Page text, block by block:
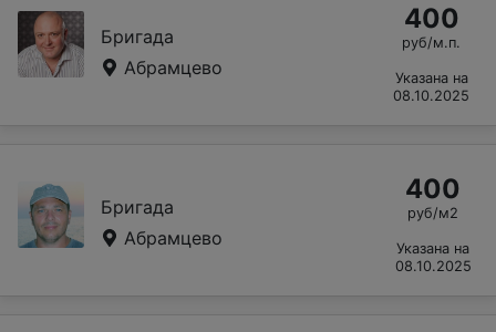
Бригада
Абрамцево
400
руб/м.п.
Указана на
08.10.2025
Бригада
Абрамцево
400
руб/м2
Указана на
08.10.2025